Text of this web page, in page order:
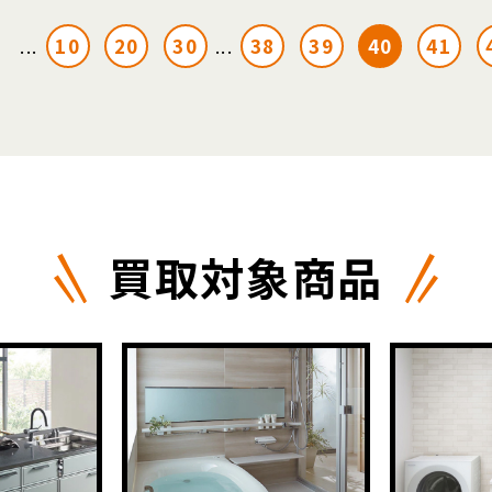
... 10 20 30 ... 38 39 40 41
買取対象商品